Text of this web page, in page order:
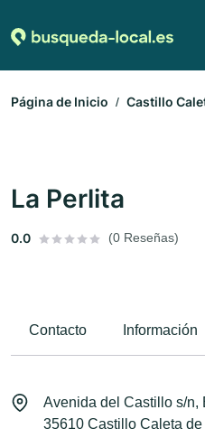
Página de Inicio Castillo
La Perlita
0.0 (0 Reseñas)
Contacto Información
Avenida del Castillo s/n,
35610 Castillo Caleta de